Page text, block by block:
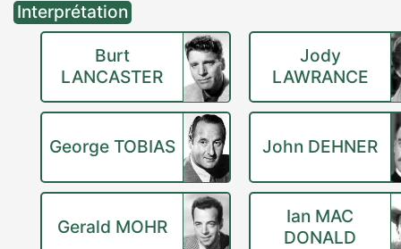
Interprétation
Burt
LANCASTER
Jody
LAWRANCE
George TOBIAS John DEHNER
Gerald MOHR
Ian MAC
DONALD